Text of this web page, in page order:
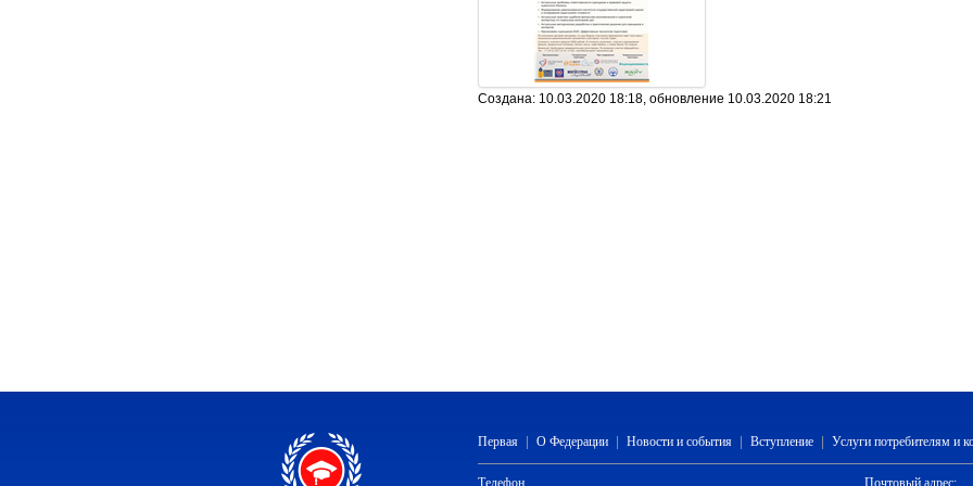
Создана: 10.03.2020 18:18, обновление 10.03.2020 18:21
Первая О Федерации Новости и события Вступление Услуги потребителям и
Телефон Почтовый адрес: